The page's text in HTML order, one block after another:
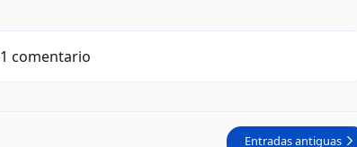
1 comentario
Entradas antiguas